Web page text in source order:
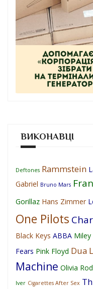
ВИКОНАВЦІ
Deftones Rammstein
Gabriel Bruno Mars
Gorillaz Hans Zimmer
One Pilots
Black Keys ABBA Miley
Fears Pink Floyd Dua
Machine Olivia
Iver Cigarettes After Sex